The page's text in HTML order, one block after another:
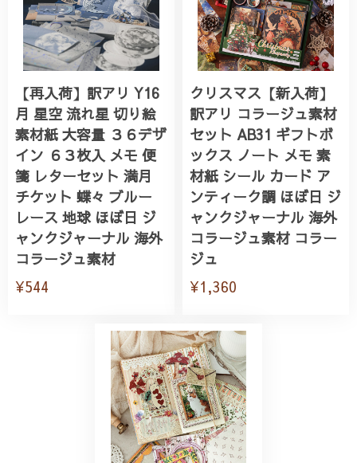
【再入荷】訳アリ Y16
月 星空 流れ星 切り絵
素材紙 大容量 ３６デザ
イン ６３枚入 メモ 便
箋 レターセット 満月
チケット 蝶々 ブルー
レース 地球 ほぼ日 ジ
ャンクジャーナル 海外
コラージュ素材
¥544
クリスマス【新入荷】
訳アリ コラージュ素材
セット AB31 ギフトボ
ックス ノート メモ 素
材紙 シール カード ア
ンティーク調 ほぼ日 ジ
ャンクジャーナル 海外
コラージュ素材 コラー
ジュ
¥1,360